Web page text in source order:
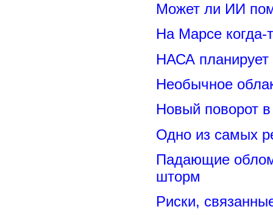
Может ли ИИ
На Марсе когда-
НАСА
Необычное
Новый поворот
Одно из самых
Падающие
шторм
Риски,